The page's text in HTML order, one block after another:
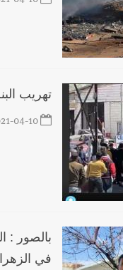
تهريب
04-10
بالصور :
في